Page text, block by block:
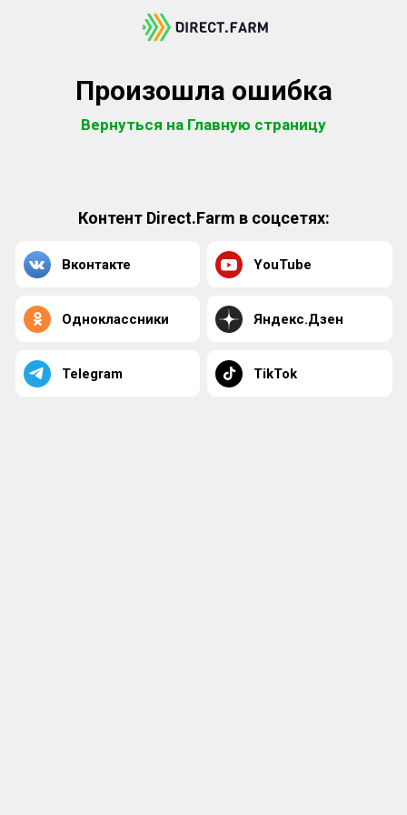
Произошла ошибка
Вернуться на Главную страницу
Контент Direct.Farm в соцсетях:
Вконтакте YouTube
Одноклассники Яндекс.Дзен
Telegram TikTok